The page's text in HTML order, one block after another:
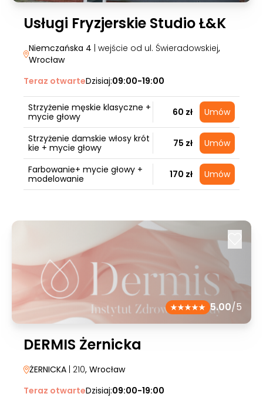
Usługi Fryzjerskie Studio Ł&K
Niemczańska 4 | wejście od ul. Świeradowskiej,
Wrocław
Teraz otwarteDzisiaj:09:00-19:00
Strzyżenie męskie klasyczne +
mycie głowy
60 zł Umów
Strzyżenie damskie włosy krót
kie + mycie głowy
75 zł Umów
Farbowanie+ mycie głowy +
modelowanie
170 zł Umów
5.00/5
DERMIS Żernicka
ŻERNICKA | 210, Wrocław
Teraz otwarteDzisiaj:09:00-19:00